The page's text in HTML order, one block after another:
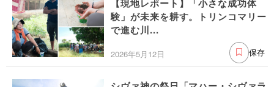
【現地レポート】「小さな成功体
験」が未来を耕す。トリンコマリー
で進む川...
2026年5月12日 保存